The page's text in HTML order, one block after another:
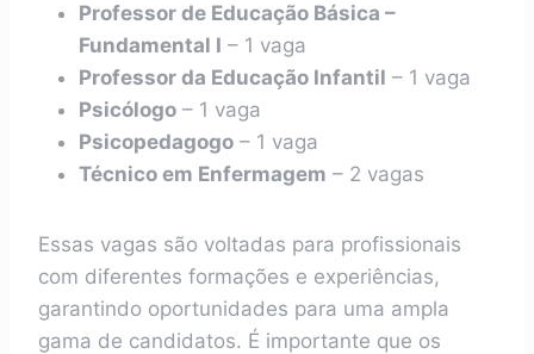
Professor de Educação Básica –
Fundamental I – 1 vaga
Professor da Educação Infantil – 1 vaga
Psicólogo – 1 vaga
Psicopedagogo – 1 vaga
Técnico em Enfermagem – 2 vagas
Essas vagas são voltadas para profissionais
com diferentes formações e experiências,
garantindo oportunidades para uma ampla
gama de candidatos. É importante que os